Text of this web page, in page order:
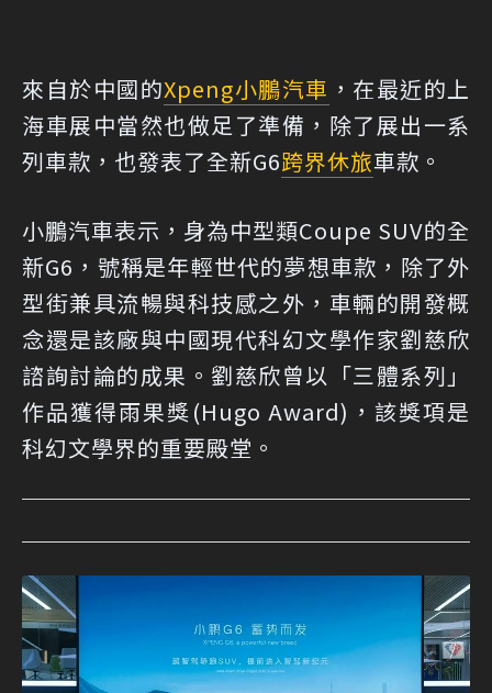
來自於中國的Xpeng小鵬汽車 ，在最近的上
海車展中當然也做足了準備，除了展出一系
列車款，也發表了全新G6跨界休旅車款。
小鵬汽車表示，身為中型類Coupe SUV的全
新G6，號稱是年輕世代的夢想車款，除了外
型街兼具流暢與科技感之外，車輛的開發概
念還是該廠與中國現代科幻文學作家劉慈欣
諮詢討論的成果。劉慈欣曾以「三體系列」
作品獲得雨果獎(Hugo Award)，該獎項是
科幻文學界的重要殿堂。